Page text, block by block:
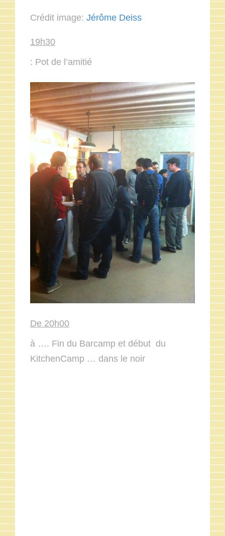
Crédit image: Jérôme Deiss
19h30
: Pot de l’amitié
De 20h00
à …. Fin du Barcamp et début du
KitchenCamp … dans le noir